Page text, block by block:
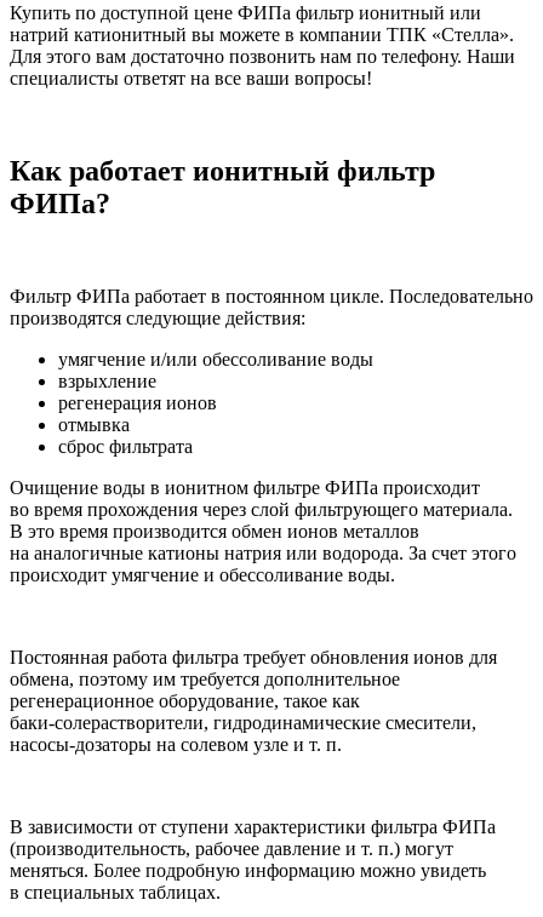
Купить по доступной цене ФИПа фильтр ионитный или
натрий катионитный вы можете в компании ТПК «Стелла».
Для этого вам достаточно позвонить нам по телефону. Наши
специалисты ответят на все ваши вопросы!
Как работает ионитный фильтр
ФИПа?
Фильтр ФИПа работает в постоянном цикле. Последовательно
производятся следующие действия:
умягчение и/или обессоливание воды
взрыхление
регенерация ионов
отмывка
сброс фильтрата
Очищение воды в ионитном фильтре ФИПа происходит
во время прохождения через слой фильтрующего материала.
В это время производится обмен ионов металлов
на аналогичные катионы натрия или водорода. За счет этого
происходит умягчение и обессоливание воды.
Постоянная работа фильтра требует обновления ионов для
обмена, поэтому им требуется дополнительное
регенерационное оборудование, такое как
баки-солерастворители, гидродинамические смесители,
насосы-дозаторы на солевом узле и т. п.
В зависимости от ступени характеристики фильтра ФИПа
(производительность, рабочее давление и т. п.) могут
меняться. Более подробную информацию можно увидеть
в специальных таблицах.